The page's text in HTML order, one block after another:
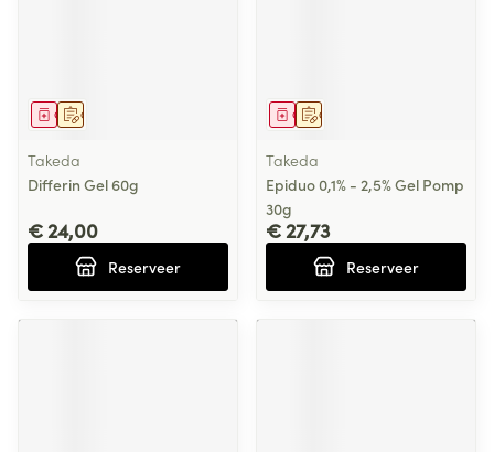
Op voorschrift
Geneesmiddel
Takeda
Differin Gel 60g
€ 24,00
Reserveer
Op voorschrift
Geneesmiddel
Takeda
Epiduo 0,1% - 2,5% Gel Pomp
30g
€ 27,73
Reserveer